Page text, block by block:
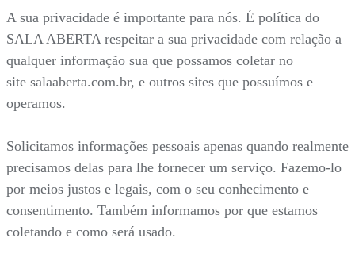
A sua privacidade é importante para nós. É política do
SALA ABERTA respeitar a sua privacidade com relação a
qualquer informação sua que possamos coletar no
site salaaberta.com.br, e outros sites que possuímos e
operamos.
Solicitamos informações pessoais apenas quando realmente
precisamos delas para lhe fornecer um serviço. Fazemo-lo
por meios justos e legais, com o seu conhecimento e
consentimento. Também informamos por que estamos
coletando e como será usado.